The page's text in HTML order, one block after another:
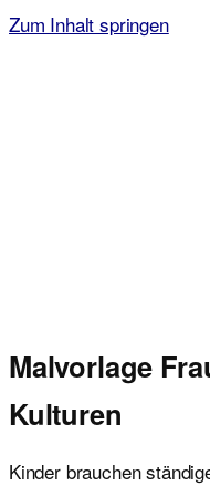
Zum Inhalt springen
Malvorlage
Kulturen
Kinder brauchen